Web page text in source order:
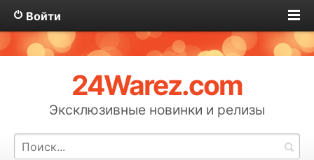
Войти
24Warez.com
Эксклюзивные новинки и релизы